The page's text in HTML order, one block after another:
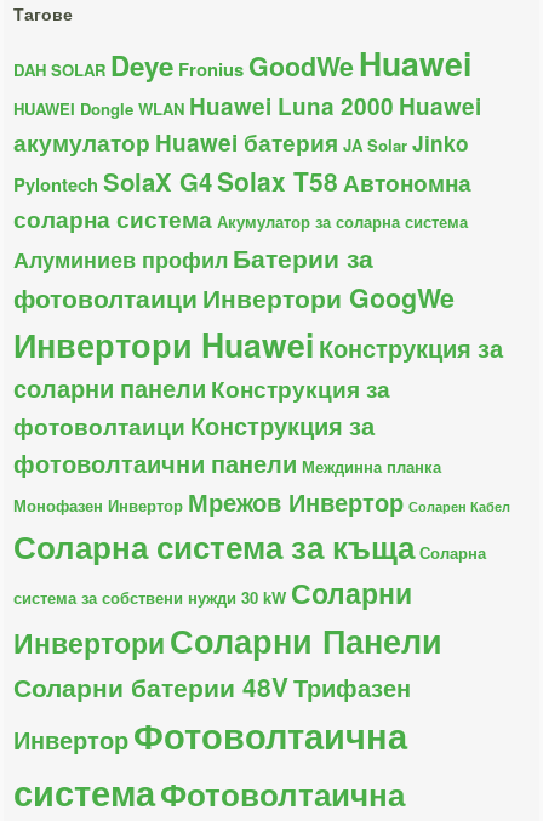
Тагове
DAH SOLAR Deye Fronius GoodWeHuawei
HUAWEI Dongle WLAN Huawei Luna 2000 Huawei
акумулатор Huawei батерия JA Solar Jinko
Pylontech SolaX G4Solax T58 Автономна
соларна система Акумулатор за соларна система
Алуминиев профилБатерии за
фотоволтаици Инвертори GoogWe
Инвертори Huawei Конструкция за
соларни панели Конструкция за
фотоволтаици Конструкция за
фотоволтаични панели Междинна планка
Монофазен Инвертор Мрежов Инвертор Соларен Кабел
Соларна система за къща Соларна
система за собствени нужди 30 kW Соларни
ИнверториСоларни Панели
Соларни батерии 48VТрифазен
ИнверторФотоволтаична
системаФотоволтаична